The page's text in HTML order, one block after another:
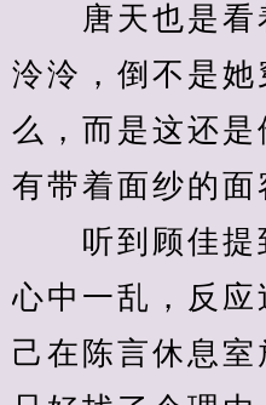
唐天也是看
泠泠，倒不是她
么，而是这还
有带着面纱的面
听到顾佳提
心中一乱，反应
己在陈言休息室